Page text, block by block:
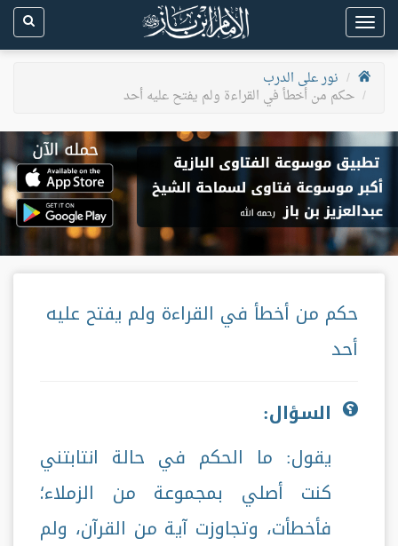
Toggle
navigation
نور على الدرب
حكم من أخطأ في القراءة ولم يفتح عليه أحد
حكم من أخطأ في القراءة ولم يفتح عليه
أحد
السؤال:
يقول: ما الحكم في حالة انتابتني
كنت أصلي بمجموعة من الزملاء؛
فأخطأت، وتجاوزت آية من القرآن، ولم